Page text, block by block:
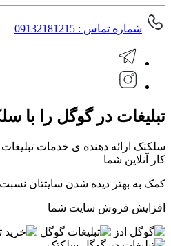
شماره تماس : 09132181215
تبلیغات در گوگل را با
سلکتک ارائه دهنده ی خدمات
کار آنلاین شما
کمک به بهتر دیده شدن سایتتان نسبت
افزایش فروش سایت شما